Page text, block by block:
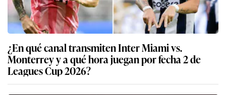
¿En qué canal transmiten Inter Miami vs.
Monterrey y a qué hora juegan por fecha 2 de
Leagues Cup 2026?